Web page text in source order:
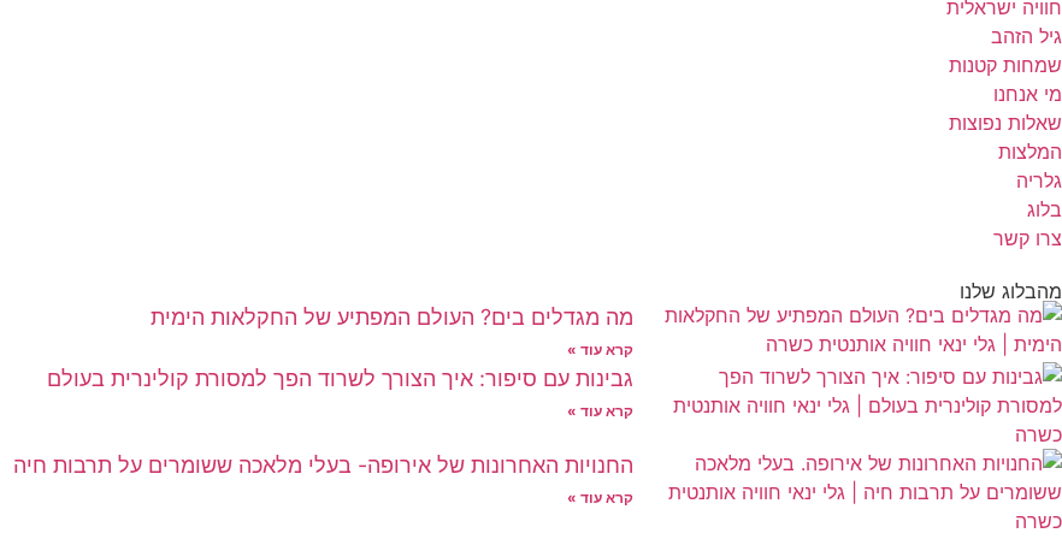
חוויה ישראלית
גיל הזהב
שמחות קטנות
מי אנחנו
שאלות נפוצות
המלצות
גלריה
בלוג
צרו קשר
מהבלוג שלנו
מה מגדלים בים? העולם המפתיע של החקלאות הימית
קרא עוד »
גבינות עם סיפור: איך הצורך לשרוד הפך למסורת קולינרית בעולם
קרא עוד »
החנויות האחרונות של אירופה- בעלי מלאכה ששומרים על תרבות חיה
קרא עוד »